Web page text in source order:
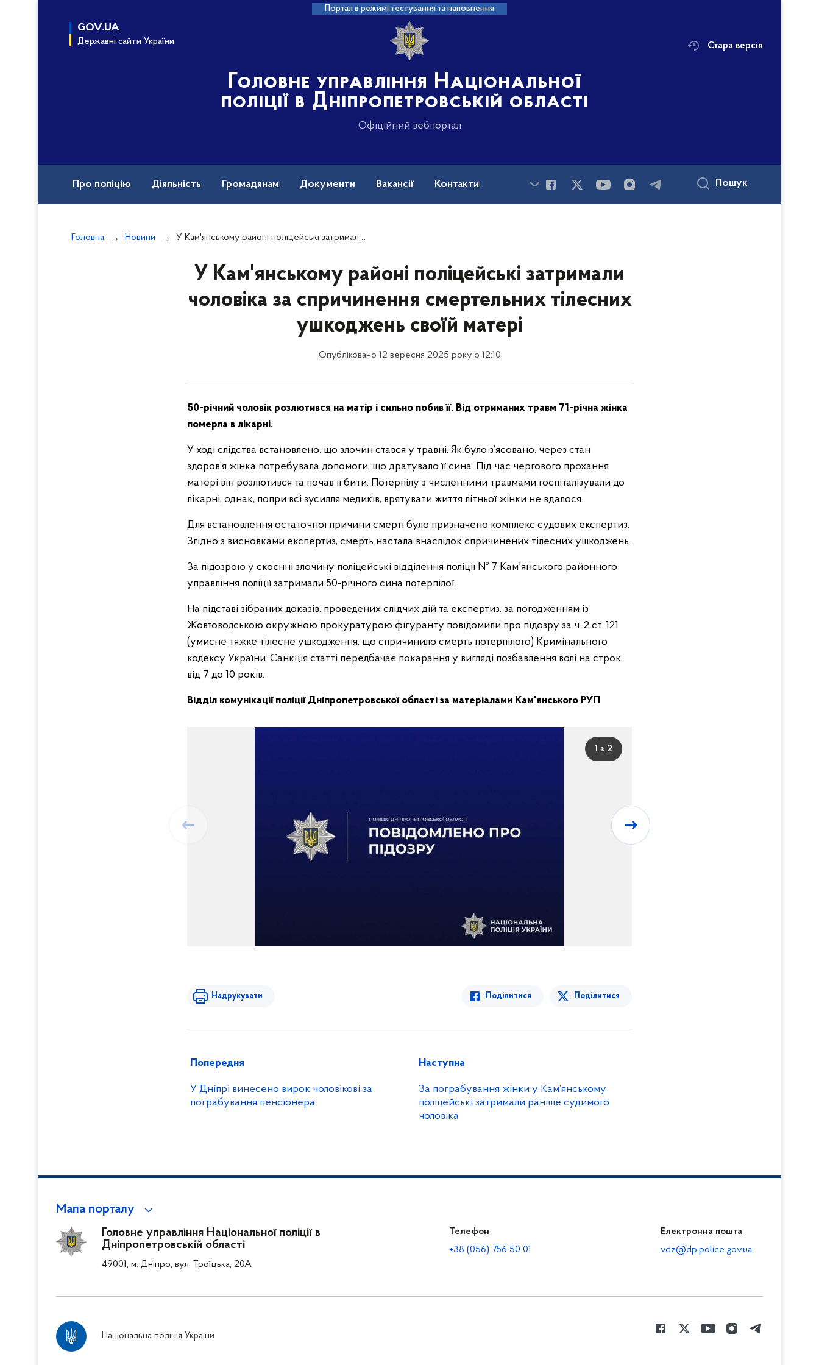
Портал в режимі тестування та наповнення
GOV.UA
Державні сайти України
Головне управління Національної
поліції в Дніпропетровській області
Офіційний вебпортал
Стара версія
Про поліцію Діяльність Громадянам Документи Вакансії Контакти Пошук
Головна Новини У Кам'янському районі поліцейські затримали чоловіка за спричинення смертельних тілесних ушкоджень своїй матері
У Кам'янському районі поліцейські затримали
чоловіка за спричинення смертельних тілесних
ушкоджень своїй матері
Опубліковано 12 вересня 2025 року о 12:10
50-річний чоловік розлютився на матір і сильно побив її. Від отриманих травм 71-річна жінка
померла в лікарні.
У ході слідства встановлено, що злочин стався у травні. Як було з’ясовано, через стан
здоров’я жінка потребувала допомоги, що дратувало її сина. Під час чергового прохання
матері він розлютився та почав її бити. Потерпілу з численними травмами госпіталізували до
лікарні, однак, попри всі зусилля медиків, врятувати життя літньої жінки не вдалося.
Для встановлення остаточної причини смерті було призначено комплекс судових експертиз.
Згідно з висновками експертиз, смерть настала внаслідок спричинених тілесних ушкоджень.
За підозрою у скоєнні злочину поліцейські відділення поліції № 7 Кам'янського районного
управління поліції затримали 50-річного сина потерпілої.
На підставі зібраних доказів, проведених слідчих дій та експертиз, за погодженням із
Жовтоводською окружною прокуратурою фігуранту повідомили про підозру за ч. 2 ст. 121
(умисне тяжке тілесне ушкодження, що спричинило смерть потерпілого) Кримінального
кодексу України. Санкція статті передбачає покарання у вигляді позбавлення волі на строк
від 7 до 10 років.
Відділ комунікації поліції Дніпропетровської області за матеріалами Кам'янського РУП
1 з 2
Надрукувати Поділитися Поділитися
Попередня
У Дніпрі винесено вирок чоловікові за
пограбування пенсіонера
Наступна
За пограбування жінки у Кам’янському
поліцейські затримали раніше судимого
чоловіка
Мапа порталу
Головне управління Національної поліції в
Дніпропетровській області
49001, м. Дніпро, вул. Троїцька, 20А
Телефон
+38 (056) 756 50 01
Електронна пошта
vdz@dp.police.gov.ua
Національна поліція України